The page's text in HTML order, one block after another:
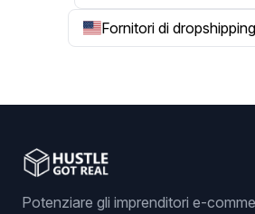
Fornitori di
Potenziare gli imprenditori e-